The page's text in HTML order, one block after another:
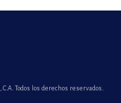
C.A. Todos los derechos reservados.